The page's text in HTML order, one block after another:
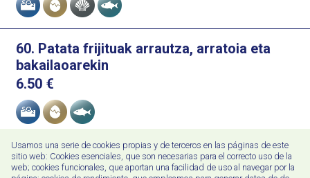
60. Patata frijituak arrautza, arratoia eta
bakailaoarekin
6.50 €
Alergenoak
61. Patata frijituak arrautza, hirugiharra eta
gazta
Usamos una serie de cookies propias y de terceros en las páginas de este
sitio web: Cookies esenciales, que son necesarias para el correcto uso de la
web; cookies funcionales, que aportan una facilidad de uso al navegar por la